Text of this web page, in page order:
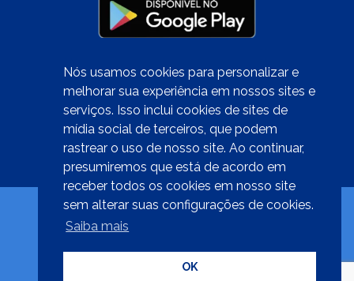
Nós usamos cookies para personalizar e
melhorar sua experiência em nossos sites e
serviços. Isso inclui cookies de sites de
mídia social de terceiros, que podem
rastrear o uso de nosso site. Ao continuar,
presumiremos que está de acordo em
receber todos os cookies em nosso site
sem alterar suas configurações de cookies.
Saiba mais
OK
Quer trabalhar conosco?
clique aqui
Desenvolvido por